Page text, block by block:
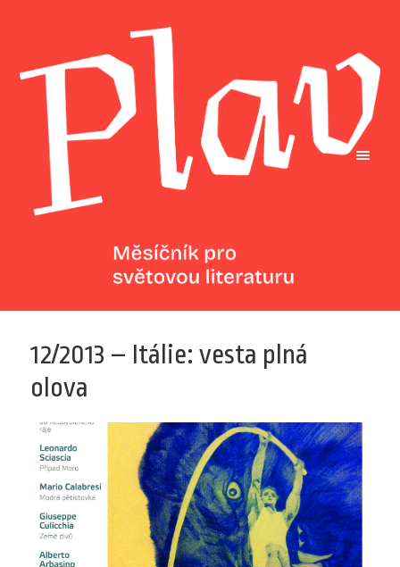
12/2013 – Itálie: vesta plná
olova